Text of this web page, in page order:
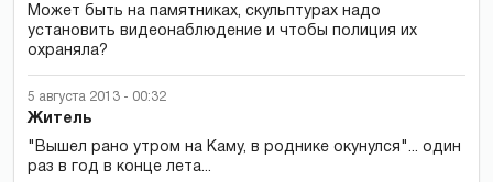
Может быть на памятниках, скульптурах надо
установить видеонаблюдение и чтобы полиция их
охраняла?
5 августа 2013 - 00:32
Житель
"Вышел рано утром на Каму, в роднике окунулся"... один
раз в год в конце лета...